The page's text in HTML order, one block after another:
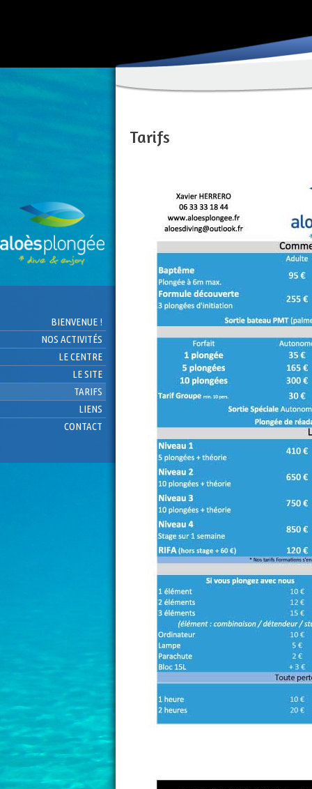
BIENVENUE !
NOS ACTIVITÉS
LE CENTRE
LE SITE
TARIFS
LIENS
CONTACT
Tarifs